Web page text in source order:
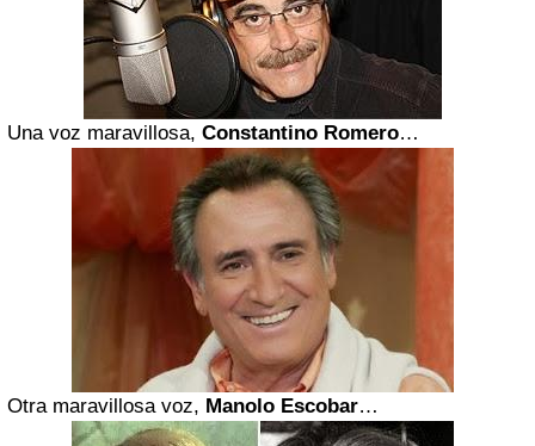
Una voz maravillosa, Constantino Romero…
Otra maravillosa voz, Manolo Escobar…